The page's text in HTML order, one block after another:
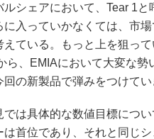
シェアにおいて、Tear 1と
に入っていかなくては、市
ている。もっと上を狙って
ら、EMIAにおいて大変な勢
回の新製品で弾みをつけてい
は具体的な数値目標につ
は首位であり、それと同じ